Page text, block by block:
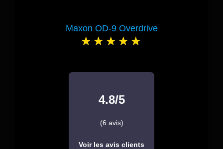
Maxon OD-9 Overdrive
4.8/5
(6 avis)
Voir les avis clients